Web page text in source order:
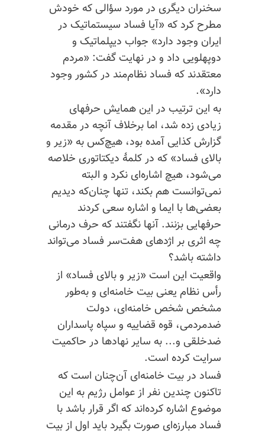
سخنران دیگری در مورد سؤالی که خودش
مطرح کرد که «آیا فساد سیستماتیک در
ایران وجود دارد» جواب دیپلماتیک و
دوپهلویی داد و در نهایت گفت: «مردم
معتقدند که فساد نظام‌مند در کشور وجود
دارد».
به این ترتیب در این همایش حرفهای
زیادی زده شد، اما برخلاف آنچه در مقدمه
گزارش کذایی آمده بود، هیچ‌کس به «زیر و
بالای فساد» که در کلمهٔ دیکتاتوری خلاصه
می‌شود، هیچ اشاره‌ای نکرد و البته
نمی‌توانست هم بکند، تنها چنان‌که دیدیم
بعضی‌ها با ایما و اشاره سعی کردند
حرفهایی بزنند. آنها نگفتند که حرف درمانی
چه اثری بر اژدهای هفت‌سر فساد می‌تواند
داشته باشد؟
واقعیت این است «زیر و بالای فساد» از
رأس نظام یعنی بیت خامنه‌ای و به‌طور
مشخص شخص خامنه‌ای، دولت
ضدمردمی، قوه قضاییه و سپاه پاسداران
ضدخلقی و... به سایر نهادها در حاکمیت
سرایت کرده است.
فساد در بیت خامنه‌ای آن‌چنان است که
تاکنون چندین نفر از عوامل رژیم به این
موضوع اشاره کرده‌اند که اگر قرار باشد با
فساد مبارزه‌ای صورت بگیرد باید اول از بیت